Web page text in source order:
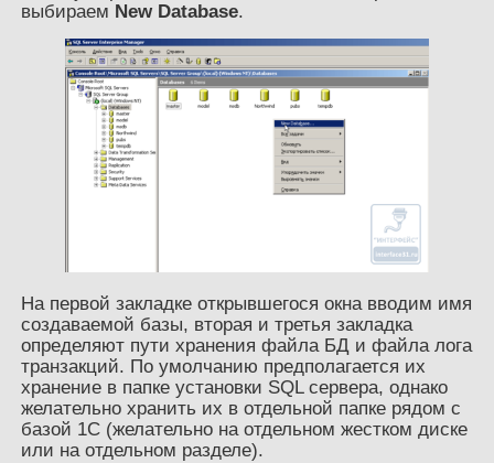
выбираем New Database.
На первой закладке открывшегося окна вводим имя
создаваемой базы, вторая и третья закладка
определяют пути хранения файла БД и файла лога
транзакций. По умолчанию предполагается их
хранение в папке установки SQL сервера, однако
желательно хранить их в отдельной папке рядом с
базой 1С (желательно на отдельном жестком диске
или на отдельном разделе).